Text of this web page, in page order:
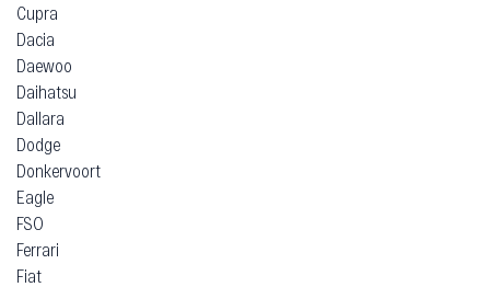
Cupra
Dacia
Daewoo
Daihatsu
Dallara
Dodge
Donkervoort
Eagle
FSO
Ferrari
Fiat